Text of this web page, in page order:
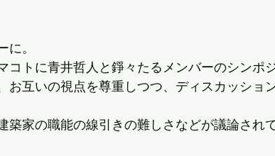
。
コトに青井哲人と錚々たるメンバーのシンポ
お互いの視点を尊重しつつ、ディスカッショ
築家の職能の線引きの難しさなどが議論され